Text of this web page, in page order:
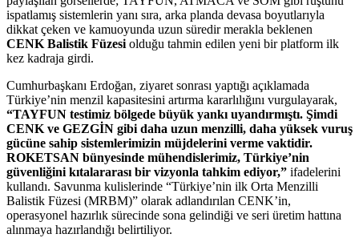
ispatlamış sistemlerin yanı sıra, arka planda devasa boyutlarıyla
dikkat çeken ve kamuoyunda uzun süredir merakla beklenen
CENK Balistik Füzesi olduğu tahmin edilen yeni bir platform ilk
kez kadraja girdi.
Cumhurbaşkanı Erdoğan, ziyaret sonrası yaptığı açıklamada
Türkiye’nin menzil kapasitesini artırma kararlılığını vurgulayarak,
“TAYFUN testimiz bölgede büyük yankı uyandırmıştı. Şimdi
CENK ve GEZGİN gibi daha uzun menzilli, daha yüksek vuruş
gücüne sahip sistemlerimizin müjdelerini verme vaktidir.
ROKETSAN bünyesinde mühendislerimiz, Türkiye’nin
güvenliğini kıtalararası bir vizyonla tahkim ediyor,” ifadelerini
kullandı. Savunma kulislerinde “Türkiye’nin ilk Orta Menzilli
Balistik Füzesi (MRBM)” olarak adlandırılan CENK’in,
operasyonel hazırlık sürecinde sona gelindiği ve seri üretim hattına
alınmaya hazırlandığı belirtiliyor.